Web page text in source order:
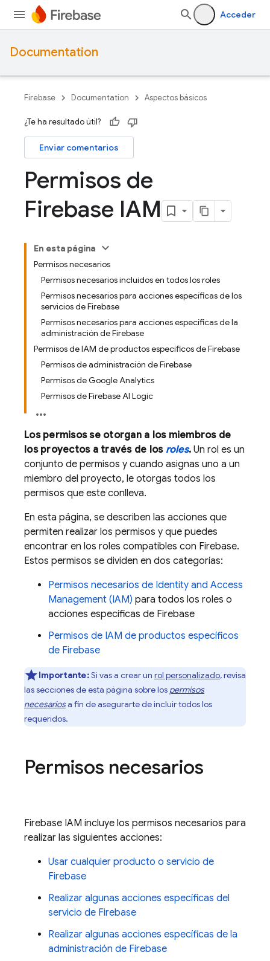
Acceder
Documentation
Firebase Documentation Aspectos básicos
¿Te ha resultado útil?
Enviar comentarios
Permisos de
Firebase IAM
En esta página
Permisos necesarios
Permisos necesarios incluidos en todos los roles
Permisos necesarios para acciones específicas de los
servicios de Firebase
Permisos necesarios para acciones específicas de la
administración de Firebase
Permisos de IAM de productos específicos de Firebase
Permisos de administración de Firebase
Permisos de Google Analytics
Permisos de Firebase AI Logic
Los permisos se otorgan a los miembros de
los proyectos a través de los roles. Un rol es un
conjunto de permisos y cuando asignas uno a un
miembro del proyecto, le otorgas todos los
permisos que este conlleva.
En esta página, se describen las acciones que
permiten realizar los permisos y que puedes
encontrar en los roles compatibles con Firebase.
Estos permisos se dividen en dos categorías:
Permisos necesarios de Identity and Access
Management (IAM) para todos los roles o
acciones específicas de Firebase
Permisos de IAM de productos específicos
de Firebase
Importante:Si vas a crear un rol personalizado, revisa
las secciones de esta página sobre los permisos
necesariosa fin de asegurarte de incluir todos los
requeridos.
Permisos necesarios
Firebase IAM incluye los permisos necesarios para
realizar las siguientes acciones:
Usar cualquier producto o servicio de
Firebase
Realizar algunas acciones específicas del
servicio de Firebase
Realizar algunas acciones específicas de la
administración de Firebase